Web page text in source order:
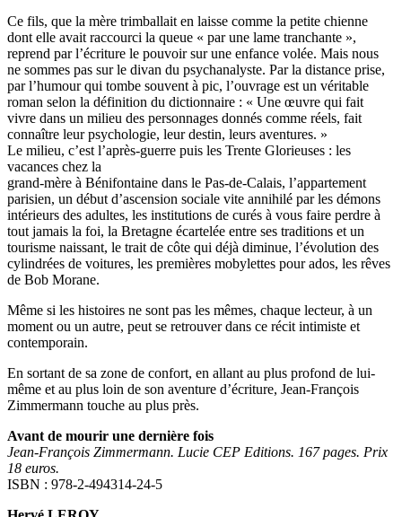
Ce fils, que la mère trimballait en laisse comme la petite chienne
dont elle avait raccourci la queue « par une lame tranchante »,
reprend par l’écriture le pouvoir sur une enfance volée. Mais nous
ne sommes pas sur le divan du psychanalyste. Par la distance prise,
par l’humour qui tombe souvent à pic, l’ouvrage est un véritable
roman selon la définition du dictionnaire : « Une œuvre qui fait
vivre dans un milieu des personnages donnés comme réels, fait
connaître leur psychologie, leur destin, leurs aventures. »
Le milieu, c’est l’après-guerre puis les Trente Glorieuses : les
vacances chez la
grand-mère à Bénifontaine dans le Pas-de-Calais, l’appartement
parisien, un début d’ascension sociale vite annihilé par les démons
intérieurs des adultes, les institutions de curés à vous faire perdre à
tout jamais la foi, la Bretagne écartelée entre ses traditions et un
tourisme naissant, le trait de côte qui déjà diminue, l’évolution des
cylindrées de voitures, les premières mobylettes pour ados, les rêves
de Bob Morane.
Même si les histoires ne sont pas les mêmes, chaque lecteur, à un
moment ou un autre, peut se retrouver dans ce récit intimiste et
contemporain.
En sortant de sa zone de confort, en allant au plus profond de lui-
même et au plus loin de son aventure d’écriture, Jean-François
Zimmermann touche au plus près.
Avant de mourir une dernière fois
Jean-François Zimmermann. Lucie CEP Editions. 167 pages. Prix
18 euros.
ISBN : 978-2-494314-24-5